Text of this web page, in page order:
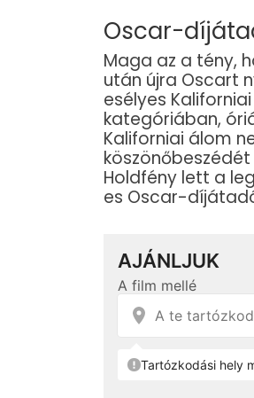
Oscar-
Maga az a tény,
után újra Oscart
esélyes
kategóriában,
Kaliforniai álom
Holdfény lett a
es Oscar-